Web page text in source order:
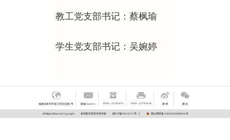
教工党支部书记：蔡枫瑜
学生党支部书记：吴婉婷
福建省泉州市洛江区安吉路2号 邮编 362011 0595 - 22783475 0595 - 22797419 微 博 微 信
All Rights Reserved Copyright 泉州医学高等专科学校 闽ICP备05015571号 - 2 闽公网安备 35050402880056号